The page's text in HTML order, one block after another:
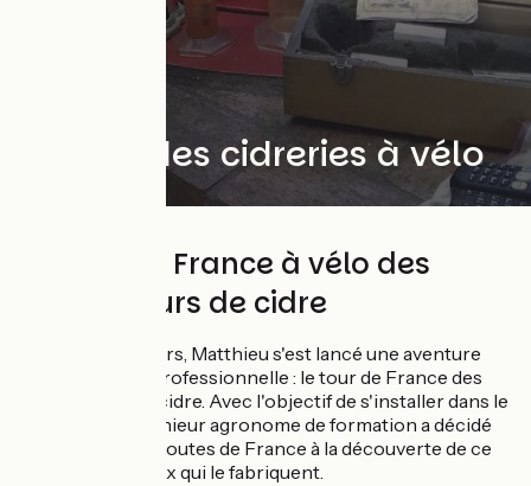
Le Tour des cidreries à vélo
Le Tour de France à vélo des
producteurs de cidre
Depuis début Mars, Matthieu s'est lancé une aventure
personnelle et professionnelle : le tour de France des
producteurs de cidre. Avec l'objectif de s'installer dans le
Perche, cet ingénieur agronome de formation a décidé
de partir sur les routes de France à la découverte de ce
produit et de ceux qui le fabriquent.